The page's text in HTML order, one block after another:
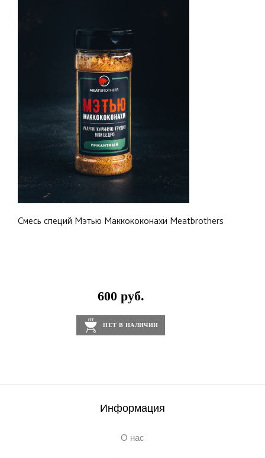
Смесь специй Мэтью Маккококонахи Meatbrothers
600 руб.
НЕТ В НАЛИЧИИ
Информация
О нас